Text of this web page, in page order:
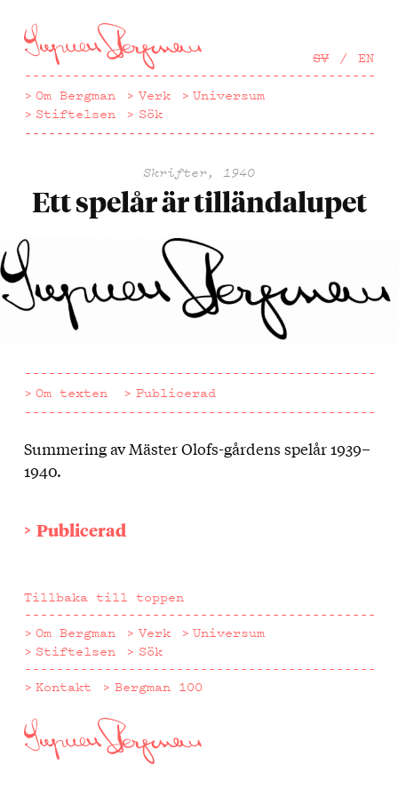
till
huvudinnehåll
SV EN
Om Bergman Verk
Universum
Stiftelsen
Sök
Skrifter, 1940
Ett spelår är tilländalupet
Om texten Publicerad
Om
texten
Summering av Mäster Olofs-gårdens spelår 1939–
1940.
Publicerad
Tillbaka till toppen
Om Bergman
Verk
Universum
Stiftelsen
Sök
Kontakt
Bergman 100